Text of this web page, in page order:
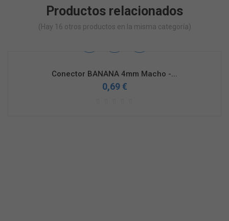
Productos relacionados
(Hay 16 otros productos en la misma categoría)
Conector BANANA 4mm Macho -...
0,69 €